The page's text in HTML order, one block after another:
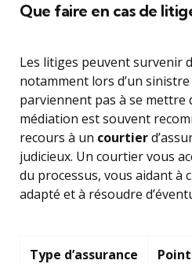
Que faire en cas de
Les litiges peuvent survenir
notamment lors d’un
parviennent pas à se mettre
médiation est souvent
recours à un courtier
judicieux. Un courtier vous
du processus, vous aidant à
adapté et à résoudre
Type d’assurance